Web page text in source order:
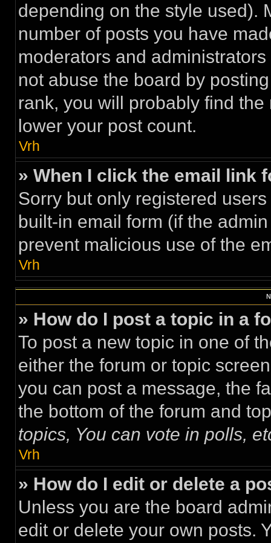
depending on the style used).
number of posts you have
moderators and
not abuse the board by
rank, you will probably find
lower your post count.
Vrh
» When I click the email link
Sorry but only registered
built-in email form (if the
prevent malicious use of the
Vrh
» How do I post a topic in a
To post a new topic in one of
either the forum or topic
you can post a message, the
the bottom of the forum and
topics, You can vote in polls,
Vrh
» How do I edit or delete a
Unless you are the board
edit or delete your own posts.